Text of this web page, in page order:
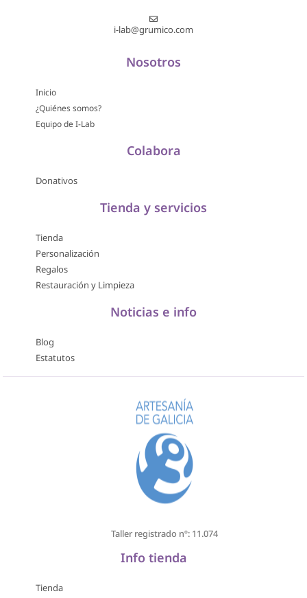
i-lab@grumico.com
Nosotros
Inicio
¿Quiénes somos?
Equipo de I-Lab
Colabora
Donativos
Tienda y servicios
Tienda
Personalización
Regalos
Restauración y Limpieza
Noticias e info
Blog
Estatutos
Taller registrado nº: 11.074
Info tienda
Tienda